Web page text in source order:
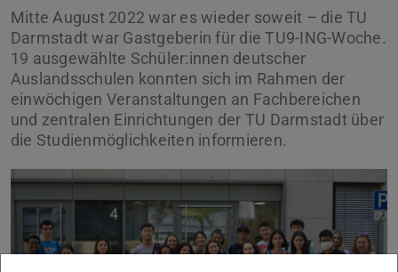
Mitte August 2022 war es wieder soweit – die TU
Darmstadt war Gastgeberin für die TU9-ING-Woche.
19 ausgewählte Schüler:innen deutscher
Auslandsschulen konnten sich im Rahmen der
einwöchigen Veranstaltungen an Fachbereichen
und zentralen Einrichtungen der TU Darmstadt über
die Studienmöglichkeiten informieren.